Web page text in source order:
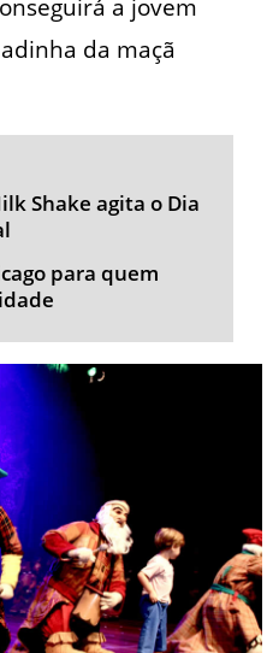
a jovem
da maçã
Shake agita o Dia
para quem